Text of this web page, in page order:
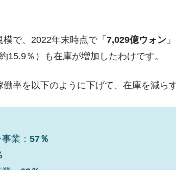
で、2022年末時点で「 7,029億ウォン
15.9％）も在庫が増加したわけです。
率を以下のように下げて、在庫を減ら
業： 57％